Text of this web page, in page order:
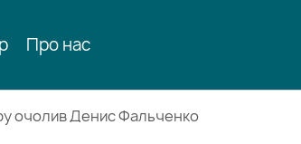
Про нас
очолив Денис Фальченко